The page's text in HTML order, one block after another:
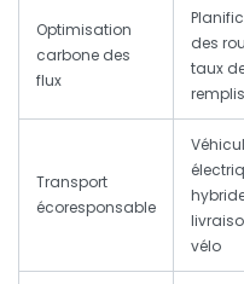
Optimisation
carbone des
flux
des
taux
Transport
écoresponsable
vélo